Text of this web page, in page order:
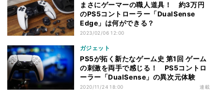
まさにゲーマーの職人道具！ 約3万円
のPS5コントローラー「DualSense
Edge」は何ができる？
2023/02/06 12:00
ガジェット
PS5が拓く新たなゲーム史 第1回 ゲーム
の刺激を両手で感じる！ PS5コントロ
ーラー「DualSense」の異次元体験
2020/11/24 18:00 連載